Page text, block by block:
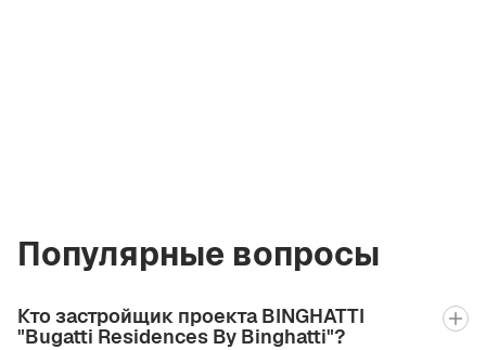
Популярные вопросы
Кто застройщик проекта BINGHATTI
"Bugatti Residences By Binghatti"?